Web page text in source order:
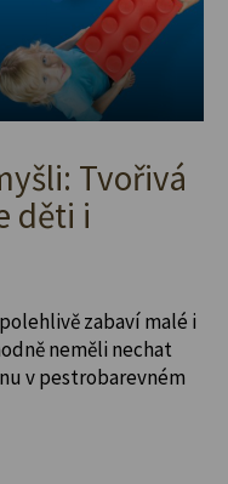
Tvořivá
děti i
zabaví malé i
neměli nechat
v pestrobarevném